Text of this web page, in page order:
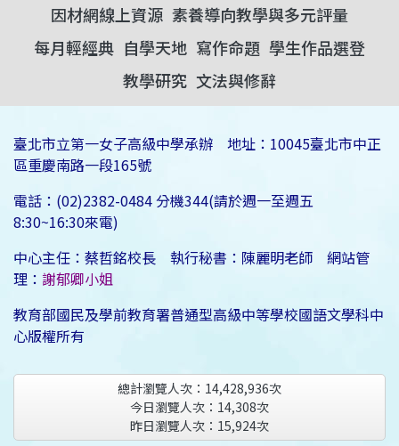
因材網線上資源 素養導向教學與多元評量
每月輕經典 自學天地 寫作命題 學生作品選登
教學研究 文法與修辭
臺北市立第一女子高級中學承辦 地址：10045臺北市中正
區重慶南路一段165號
電話：(02)2382-0484 分機344(請於週一至週五
8:30~16:30來電)
中心主任：蔡哲銘校長 執行秘書：陳麗明老師 網站管
理： 謝郁卿小姐
教育部國民及學前教育署普通型高級中等學校國語文學科中
心版權所有
總計瀏覽人次： 14,428,936次
今日瀏覽人次： 14,308次
昨日瀏覽人次： 15,924次